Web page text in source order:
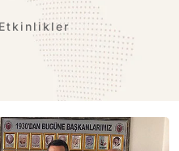
Etkinlikler